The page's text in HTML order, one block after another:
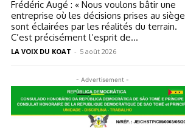
Frédéric Augé : « Nous voulons bâtir une
entreprise où les décisions prises au siège
sont éclairées par les réalités du terrain.
C’est précisément l’esprit de...
LA VOIX DU KOAT - 5 août 2026
- Advertisement -